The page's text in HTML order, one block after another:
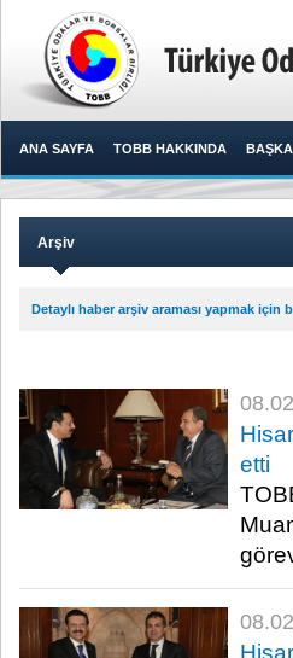
ANA SAYFA TOBB HAKKINDA
Arşiv
Detaylı haber arşiv araması yapmak için
etti